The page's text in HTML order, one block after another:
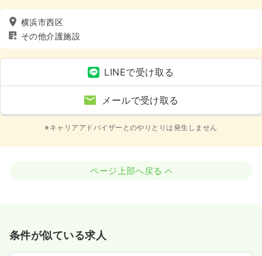
横浜市西区
その他介護施設
LINEで受け取る
メールで受け取る
※キャリアアドバイザーとのやりとりは発生しません
ページ上部へ戻る
条件が似ている求人